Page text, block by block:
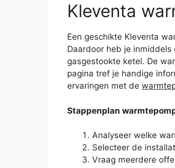
Kleventa
Een geschikte Kleventa
Daardoor heb je
gasgestookte ketel. De
pagina tref je handige
ervaringen met de
Stappenplan
Analyseer welke
Selecteer de
Vraag meerdere